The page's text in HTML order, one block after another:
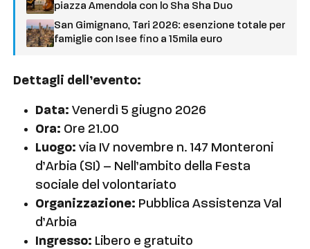
piazza Amendola con lo Sha Sha Duo
San Gimignano, Tari 2026: esenzione totale per
famiglie con Isee fino a 15mila euro
Dettagli dell’evento:
Data: Venerdì 5 giugno 2026
Ora: Ore 21.00
Luogo: via IV novembre n. 147 Monteroni
d’Arbia (SI) – Nell’ambito della Festa
sociale del volontariato
Organizzazione: Pubblica Assistenza Val
d’Arbia
Ingresso: Libero e gratuito